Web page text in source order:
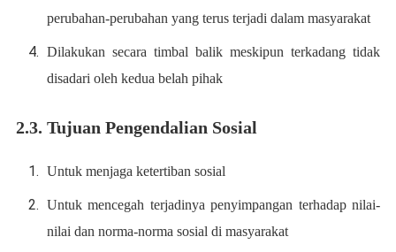
perubahan-perubahan yang terus terjadi dalam masyarakat
Dilakukan secara timbal balik meskipun terkadang tidak
disadari oleh kedua belah pihak
2.3. Tujuan Pengendalian Sosial
Untuk menjaga ketertiban sosial
Untuk mencegah terjadinya penyimpangan terhadap nilai-
nilai dan norma-norma sosial di masyarakat